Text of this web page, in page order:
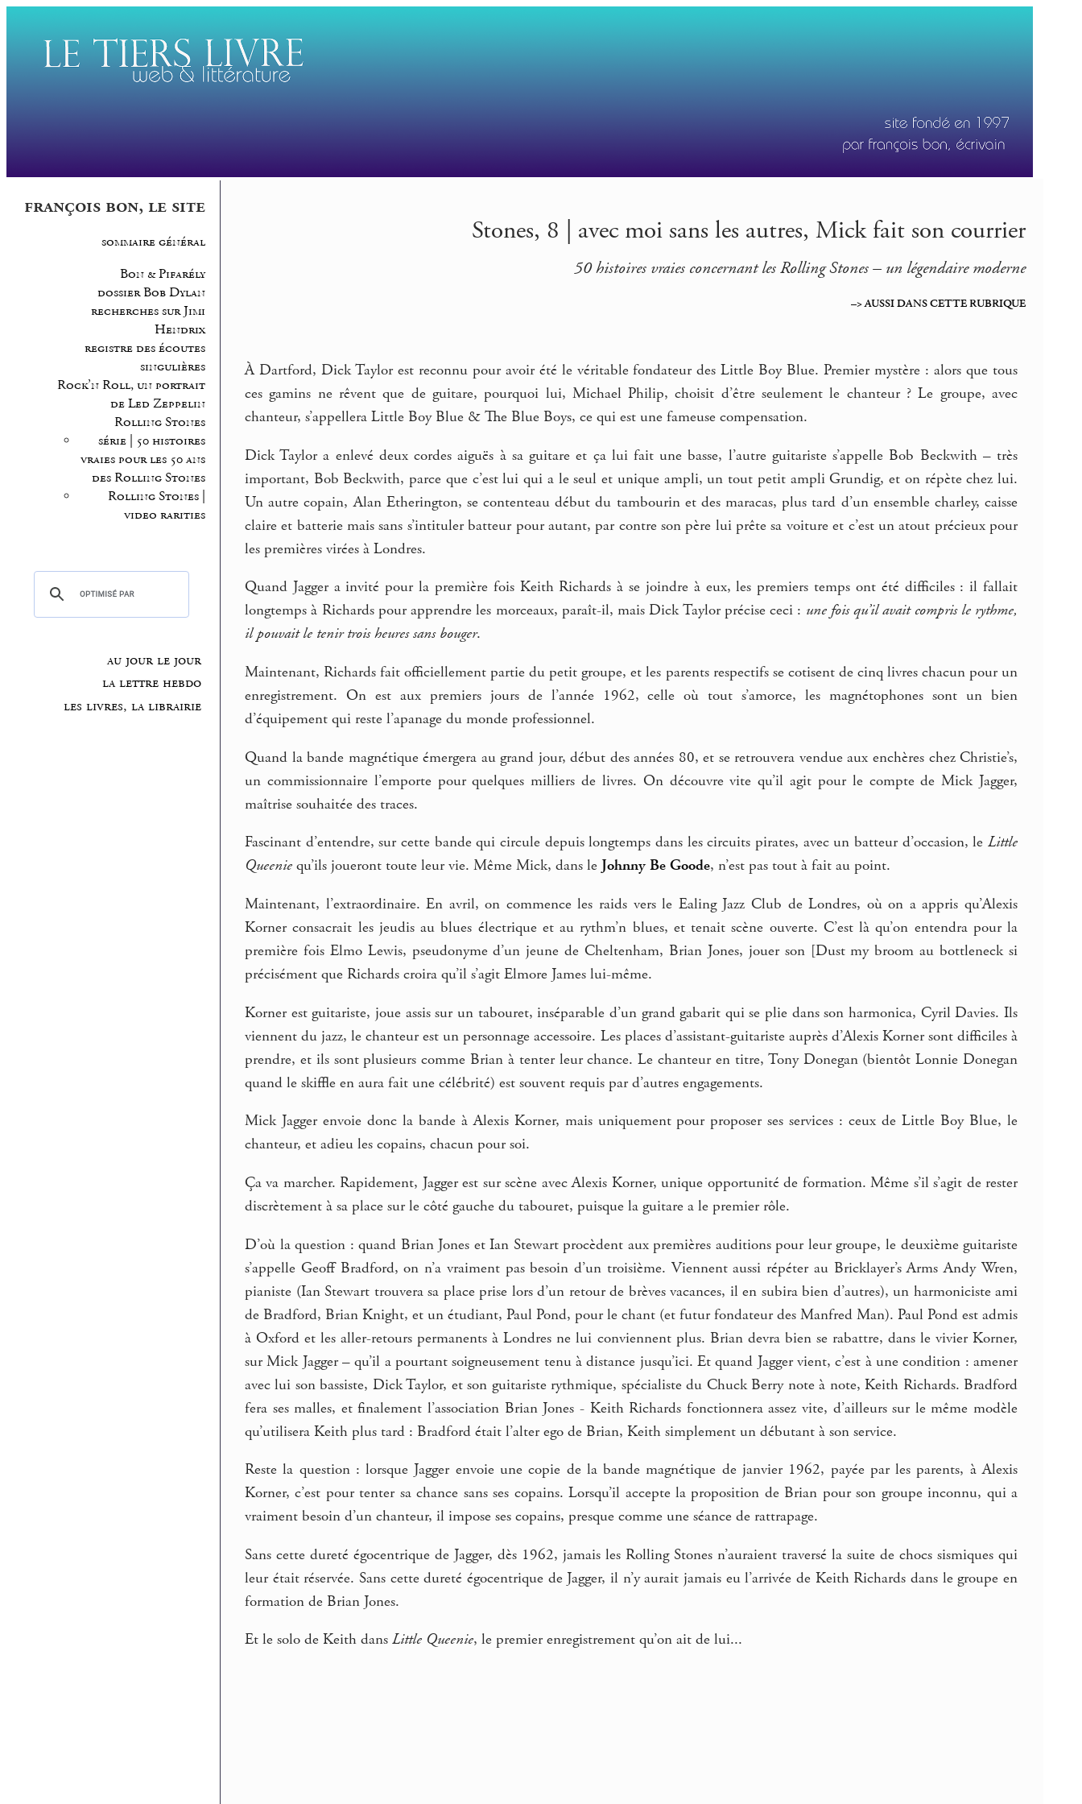
françois bon, le site
sommaire général
Bon & Pifarély
dossier Bob Dylan
recherches sur Jimi
Hendrix
registre des écoutes
singulières
Rock’n Roll, un portrait
de Led Zeppelin
Rolling Stones
série | 50 histoires
vraies pour les 50 ans
des Rolling Stones
Rolling Stones |
video rarities
au jour le jour
la lettre hebdo
les livres, la librairie
Stones, 8 | avec moi sans les autres, Mick fait son courrier
50 histoires vraies concernant les Rolling Stones – un légendaire moderne
–> AUSSI DANS CETTE RUBRIQUE
À Dartford, Dick Taylor est reconnu pour avoir été le véritable fondateur des Little Boy Blue. Premier mystère : alors que tous
ces gamins ne rêvent que de guitare, pourquoi lui, Michael Philip, choisit d’être seulement le chanteur ? Le groupe, avec
chanteur, s’appellera Little Boy Blue & The Blue Boys, ce qui est une fameuse compensation.
Dick Taylor a enlevé deux cordes aiguës à sa guitare et ça lui fait une basse, l’autre guitariste s’appelle Bob Beckwith – très
important, Bob Beckwith, parce que c’est lui qui a le seul et unique ampli, un tout petit ampli Grundig, et on répète chez lui.
Un autre copain, Alan Etherington, se contenteau début du tambourin et des maracas, plus tard d’un ensemble charley, caisse
claire et batterie mais sans s’intituler batteur pour autant, par contre son père lui prête sa voiture et c’est un atout précieux pour
les premières virées à Londres.
Quand Jagger a invité pour la première fois Keith Richards à se joindre à eux, les premiers temps ont été difficiles : il fallait
longtemps à Richards pour apprendre les morceaux, paraît-il, mais Dick Taylor précise ceci : une fois qu’il avait compris le rythme,
il pouvait le tenir trois heures sans bouger.
Maintenant, Richards fait officiellement partie du petit groupe, et les parents respectifs se cotisent de cinq livres chacun pour un
enregistrement. On est aux premiers jours de l’année 1962, celle où tout s’amorce, les magnétophones sont un bien
d’équipement qui reste l’apanage du monde professionnel.
Quand la bande magnétique émergera au grand jour, début des années 80, et se retrouvera vendue aux enchères chez Christie’s,
un commissionnaire l’emporte pour quelques milliers de livres. On découvre vite qu’il agit pour le compte de Mick Jagger,
maîtrise souhaitée des traces.
Fascinant d’entendre, sur cette bande qui circule depuis longtemps dans les circuits pirates, avec un batteur d’occasion, leLittle
Queenie qu’ils joueront toute leur vie. Même Mick, dans le Johnny Be Goode, n’est pas tout à fait au point.
Maintenant, l’extraordinaire. En avril, on commence les raids vers le Ealing Jazz Club de Londres, où on a appris qu’Alexis
Korner consacrait les jeudis au blues électrique et au rythm’n blues, et tenait scène ouverte. C’est là qu’on entendra pour la
première fois Elmo Lewis, pseudonyme d’un jeune de Cheltenham, Brian Jones, jouer son [Dust my broom au bottleneck si
précisément que Richards croira qu’il s’agit Elmore James lui-même.
Korner est guitariste, joue assis sur un tabouret, inséparable d’un grand gabarit qui se plie dans son harmonica, Cyril Davies. Ils
viennent du jazz, le chanteur est un personnage accessoire. Les places d’assistant-guitariste auprès d’Alexis Korner sont difficiles à
prendre, et ils sont plusieurs comme Brian à tenter leur chance. Le chanteur en titre, Tony Donegan (bientôt Lonnie Donegan
quand le skiffle en aura fait une célébrité) est souvent requis par d’autres engagements.
Mick Jagger envoie donc la bande à Alexis Korner, mais uniquement pour proposer ses services : ceux de Little Boy Blue, le
chanteur, et adieu les copains, chacun pour soi.
Ça va marcher. Rapidement, Jagger est sur scène avec Alexis Korner, unique opportunité de formation. Même s’il s’agit de rester
discrètement à sa place sur le côté gauche du tabouret, puisque la guitare a le premier rôle.
D’où la question : quand Brian Jones et Ian Stewart procèdent aux premières auditions pour leur groupe, le deuxième guitariste
s’appelle Geoff Bradford, on n’a vraiment pas besoin d’un troisième. Viennent aussi répéter au Bricklayer’s Arms Andy Wren,
pianiste (Ian Stewart trouvera sa place prise lors d’un retour de brèves vacances, il en subira bien d’autres), un harmoniciste ami
de Bradford, Brian Knight, et un étudiant, Paul Pond, pour le chant (et futur fondateur des Manfred Man). Paul Pond est admis
à Oxford et les aller-retours permanents à Londres ne lui conviennent plus. Brian devra bien se rabattre, dans le vivier Korner,
sur Mick Jagger – qu’il a pourtant soigneusement tenu à distance jusqu’ici. Et quand Jagger vient, c’est à une condition : amener
avec lui son bassiste, Dick Taylor, et son guitariste rythmique, spécialiste du Chuck Berry note à note, Keith Richards. Bradford
fera ses malles, et finalement l’association Brian Jones - Keith Richards fonctionnera assez vite, d’ailleurs sur le même modèle
qu’utilisera Keith plus tard : Bradford était l’alter ego de Brian, Keith simplement un débutant à son service.
Reste la question : lorsque Jagger envoie une copie de la bande magnétique de janvier 1962, payée par les parents, à Alexis
Korner, c’est pour tenter sa chance sans ses copains. Lorsqu’il accepte la proposition de Brian pour son groupe inconnu, qui a
vraiment besoin d’un chanteur, il impose ses copains, presque comme une séance de rattrapage.
Sans cette dureté égocentrique de Jagger, dès 1962, jamais les Rolling Stones n’auraient traversé la suite de chocs sismiques qui
leur était réservée. Sans cette dureté égocentrique de Jagger, il n’y aurait jamais eu l’arrivée de Keith Richards dans le groupe en
formation de Brian Jones.
Et le solo de Keith dans Little Queenie, le premier enregistrement qu’on ait de lui...